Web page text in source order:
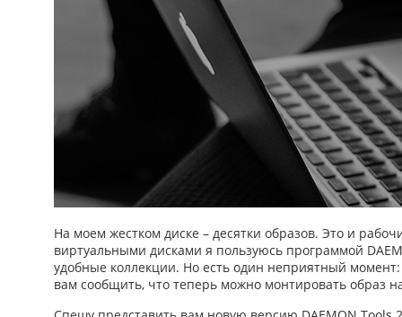
На моем жестком диске – десятки образов. Это и
виртуальными дисками я пользуюсь программой
удобные коллекции. Но есть один неприятный
вам сообщить, что теперь можно монтировать образ